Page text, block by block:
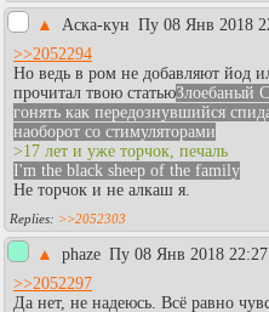
▲ Аска-кун Пy 08 Янв 2018
>>2052294
Но ведь в ром не добавляют йод
прочитал твою статьюЗлоебаный
гонять как передознувшийся
наоборот со стимуляторами
>17 лет и уже торчок, печаль
I'm the black sheep of the family
Не торчок и не алкаш я.
>>2052303
▲ phaze Пy 08 Янв 2018 22:27
>>2052297
Да нет, не надеюсь. Всё равно